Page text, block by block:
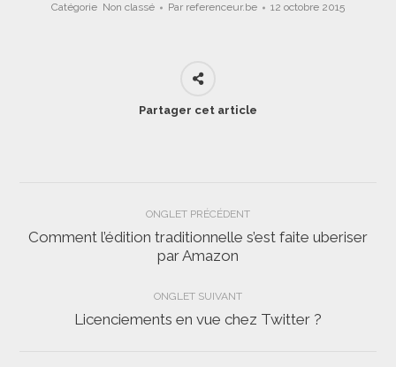
Catégorie Non classé Par referenceur.be 12 octobre 2015
Partager cet article
Navigation
de
commentaire
ONGLET PRÉCÉDENT
Onglet
Comment l’édition traditionnelle s’est faite uberiser
par Amazon
ONGLET SUIVANT
Onglet
Licenciements en vue chez Twitter ?